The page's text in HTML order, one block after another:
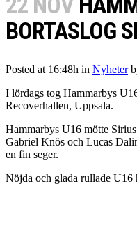
BORTASLOG
Posted at 16:48h in Nyheter
I lördags tog Hammarbys
Recoverhallen, Uppsala.
Hammarbys U16 mötte
Gabriel Knös och Lucas
en fin seger.
Nöjda och glada rullade U16